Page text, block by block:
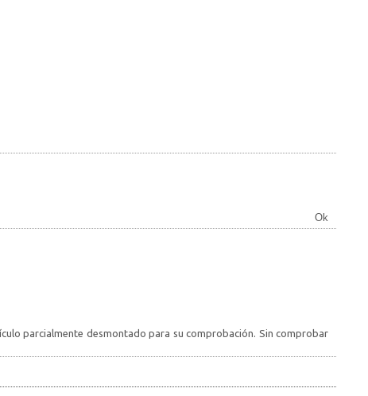
Ok
parcialmente desmontado para su comprobación. Sin comprobar